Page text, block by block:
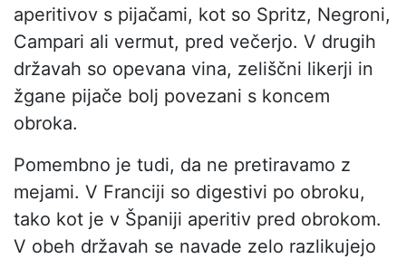
aperitivov s pijačami, kot so Spritz, Negroni,
Campari ali vermut, pred večerjo. V drugih
državah so opevana vina, zeliščni likerji in
žgane pijače bolj povezani s koncem
obroka.
Pomembno je tudi, da ne pretiravamo z
mejami. V Franciji so digestivi po obroku,
tako kot je v Španiji aperitiv pred obrokom.
V obeh državah se navade zelo razlikujejo